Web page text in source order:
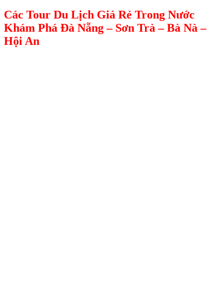
Các Tour Du Lịch Giá Rẻ Trong Nước
Khám Phá Đà Nẵng – Sơn Trà – Bà Nà –
Hội An